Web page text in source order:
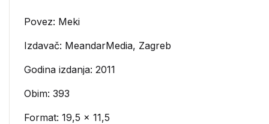
Povez: Meki
Izdavač: MeandarMedia, Zagreb
Godina izdanja: 2011
Obim: 393
Format: 19,5 x 11,5